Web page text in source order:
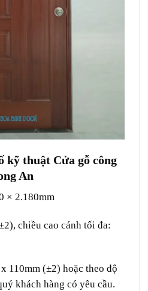
kỹ thuật Cửa gỗ công
An
× 2.180mm
chiều cao cánh tối đa:
110mm (±2) hoặc theo độ
khách hàng có yêu cầu.